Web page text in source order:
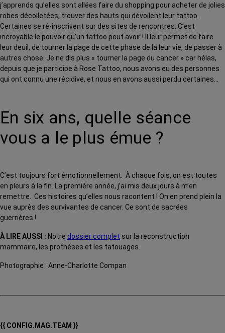
j’apprends qu’elles sont allées faire du shopping pour acheter de jolies
robes décolletées, trouver des hauts qui dévoilent leur tattoo.
Certaines se ré-inscrivent sur des sites de rencontres. C’est
incroyable le pouvoir qu’un tattoo peut avoir ! Il leur permet de faire
leur deuil, de tourner la page de cette phase de la leur vie, de passer à
autres chose. Je ne dis plus « tourner la page du cancer » car hélas,
depuis que je participe à Rose Tattoo, nous avons eu des personnes
qui ont connu une récidive, et nous en avons aussi perdu certaines…
En six ans, quelle séance
vous a le plus émue ?
C’est toujours fort émotionnellement. À chaque fois, on est toutes
en pleurs à la fin. La première année, j’ai mis deux jours à m’en
remettre. Ces histoires qu’elles nous racontent ! On en prend plein la
vue auprès des survivantes de cancer. Ce sont de sacrées
guerrières !
À LIRE AUSSI : Notre dossier complet sur la reconstruction
mammaire, les prothèses et les tatouages.
Photographie : Anne-Charlotte Compan
{{ CONFIG.MAG.TEAM }}